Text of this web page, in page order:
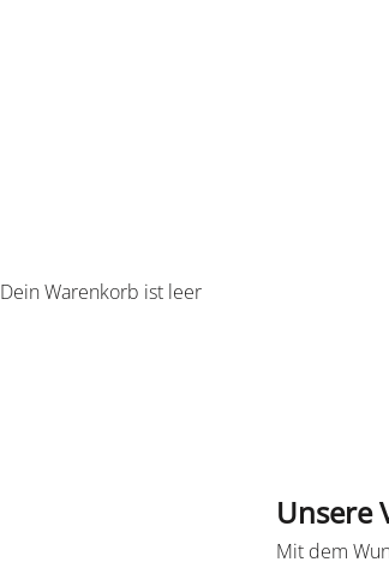
Dein Warenkorb ist leer
Unsere
Mit dem